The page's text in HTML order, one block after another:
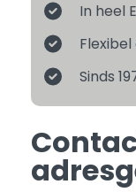
In heel
Sinds
Stockinet
Netten voor
industrie